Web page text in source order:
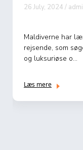
16 June, 2024 /
Når eventyrlysten
eksotiske
på mange re...
Læs mere